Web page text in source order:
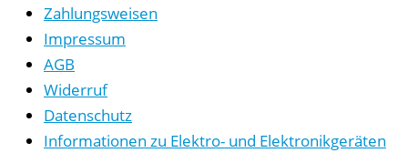
Zahlungsweisen
Impressum
AGB
Widerruf
Datenschutz
Informationen zu Elektro- und Elektronikgeräten